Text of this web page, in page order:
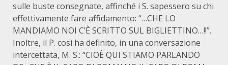
sulle buste consegnate, affinché i S. sapessero su chi
effettivamente fare affidamento: “…CHE LO
MANDIAMO NOI C’È SCRITTO SUL BIGLIETTINO…!!”.
Inoltre, il P. così ha definito, in una conversazione
intercettata, M. S.: “CIOÈ QUI STIAMO PARLANDO